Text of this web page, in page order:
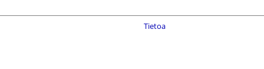
Tietoa